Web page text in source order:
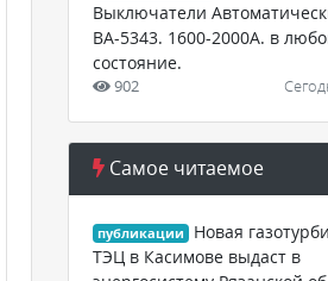
Выключатели
ВА-5343. 1600-2000А. в
состояние.
902
Самое читаемое
публикации
Новая
ТЭЦ в Касимове выдаст в